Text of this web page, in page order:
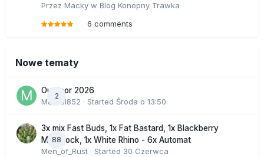
Przez Macky w Blog Konopny Trawka
6 comments
Nowe tematy
2
Outdoor 2026
Marcel852 · Started Środa o 13:50
88
3x mix Fast Buds, 1x Fat Bastard, 1x Blackberry
Moonrock, 1x White Rhino - 6x Automat
Men_of_Rust · Started 30 Czerwca